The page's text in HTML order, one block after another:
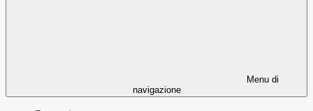
Menu di
navigazione